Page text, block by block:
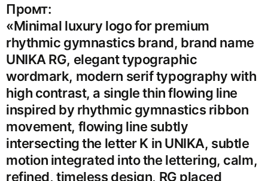
Промт:
«Minimal luxury logo for premium
rhythmic gymnastics brand, brand name
UNIKA RG, elegant typographic
wordmark, modern serif typography with
high contrast, a single thin flowing line
inspired by rhythmic gymnastics ribbon
movement, flowing line subtly
intersecting the letter K in UNIKA, subtle
motion integrated into the lettering, calm,
refined, timeless design, RG placed